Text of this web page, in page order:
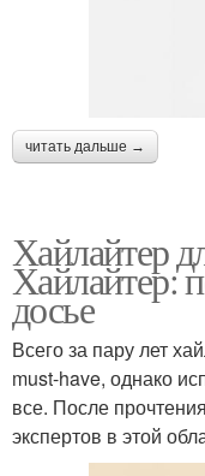
читать дальше →
Хайлайтер
Хайлайтер:
досье
Всего за пару лет
must-have, однако
все. После
экспертов в этой